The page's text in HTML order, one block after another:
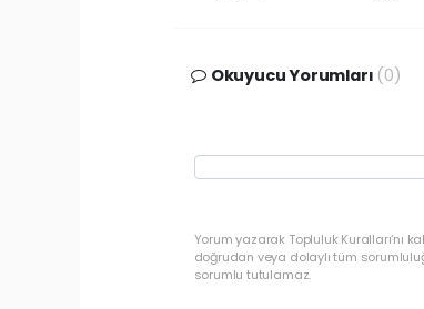
Okuyucu Yorumları (0)
Yorum yazarak Topluluk Kuralları’nı
doğrudan veya dolaylı tüm
sorumlu tutulamaz.